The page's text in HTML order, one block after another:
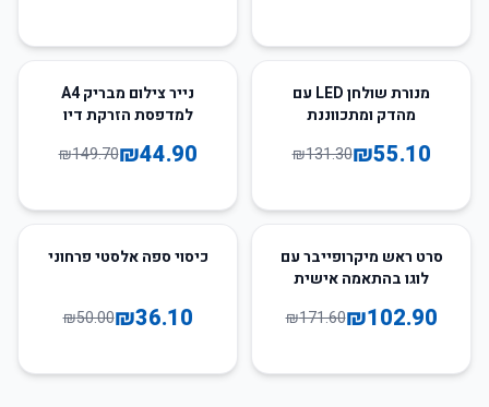
58
מנורת שולחן LED עם
מהדק ומתכווננת
₪55.10
₪131.30
נייר צילום מבריק A4
למדפסת הזרקת דיו
₪44.90
₪149.70
40
סרט ראש מיקרופייבר עם
לוגו בהתאמה אישית
₪102.90
₪171.60
28
כיסוי ספה אלסטי פרחוני
₪36.10
₪50.00